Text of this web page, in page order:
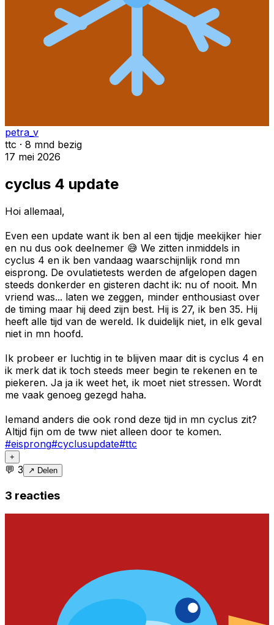
petra_v
ttc · 8 mnd bezig
17 mei 2026
cyclus 4 update
Hoi allemaal,
Even een update want ik ben al een tijdje meekijker hier
en nu dus ook deelnemer 😅 We zitten inmiddels in
cyclus 4 en ik ben vandaag waarschijnlijk rond mn
eisprong. De ovulatietests werden de afgelopen dagen
steeds donkerder en gisteren dacht ik: nu of nooit. Mn
vriend was... laten we zeggen, minder enthousiast over
de timing maar hij deed zijn best. Hij is 27, ik ben 35. Hij
heeft alle tijd van de wereld. Ik duidelijk niet, in elk geval
niet in mn hoofd.
Ik probeer er luchtig in te blijven maar dit is cyclus 4 en
ik merk dat ik toch steeds meer begin te rekenen en te
piekeren. Ja ja ik weet het, ik moet niet stressen. Wordt
me vaak genoeg gezegd haha.
Iemand anders die ook rond deze tijd in mn cyclus zit?
Altijd fijn om de tww niet alleen door te komen.
#eisprong#cyclusupdate#ttc
+
💬 3 ↗ Delen
3 reacties